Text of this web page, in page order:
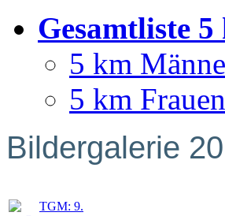
Gesamtliste 5
5 km
5 km Frauen
Bildergalerie